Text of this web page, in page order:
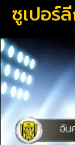
ซูเปอร์